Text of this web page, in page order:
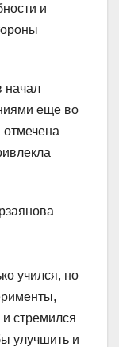
и
начал
еще во
учился, но
стремился
улучшить и